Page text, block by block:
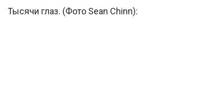
Тысячи глаз. (Фото Sean Chinn):